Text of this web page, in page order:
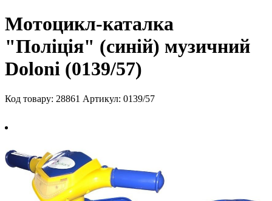
Мотоцикл-каталка
"Поліція" (синій) музичний
Doloni (0139/57)
Код товару: 28861 Артикул: 0139/57